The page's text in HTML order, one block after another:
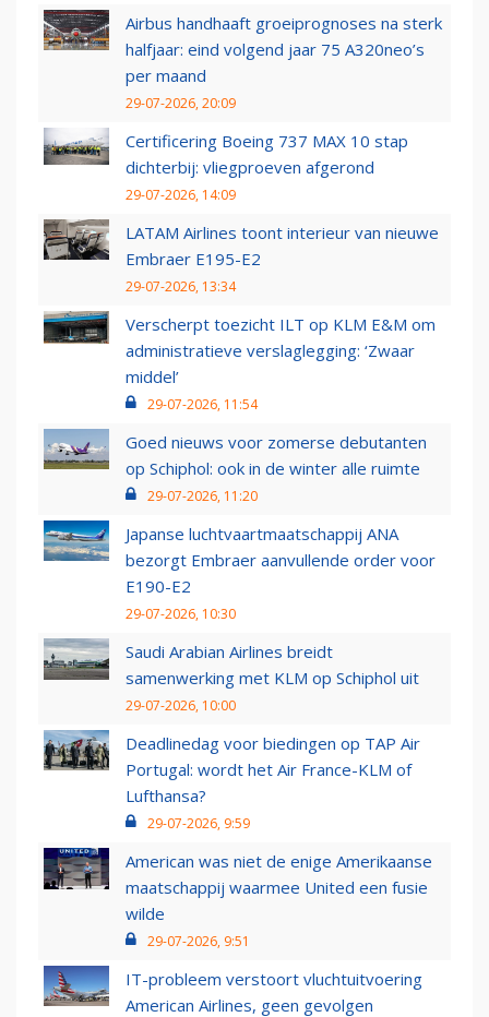
Airbus handhaaft groeiprognoses na sterk
halfjaar: eind volgend jaar 75 A320neo’s
per maand
29-07-2026, 20:09
Certificering Boeing 737 MAX 10 stap
dichterbij: vliegproeven afgerond
29-07-2026, 14:09
LATAM Airlines toont interieur van nieuwe
Embraer E195-E2
29-07-2026, 13:34
Verscherpt toezicht ILT op KLM E&M om
administratieve verslaglegging: ‘Zwaar
middel’
29-07-2026, 11:54
Goed nieuws voor zomerse debutanten
op Schiphol: ook in de winter alle ruimte
29-07-2026, 11:20
Japanse luchtvaartmaatschappij ANA
bezorgt Embraer aanvullende order voor
E190-E2
29-07-2026, 10:30
Saudi Arabian Airlines breidt
samenwerking met KLM op Schiphol uit
29-07-2026, 10:00
Deadlinedag voor biedingen op TAP Air
Portugal: wordt het Air France-KLM of
Lufthansa?
29-07-2026, 9:59
American was niet de enige Amerikaanse
maatschappij waarmee United een fusie
wilde
29-07-2026, 9:51
IT-probleem verstoort vluchtuitvoering
American Airlines, geen gevolgen